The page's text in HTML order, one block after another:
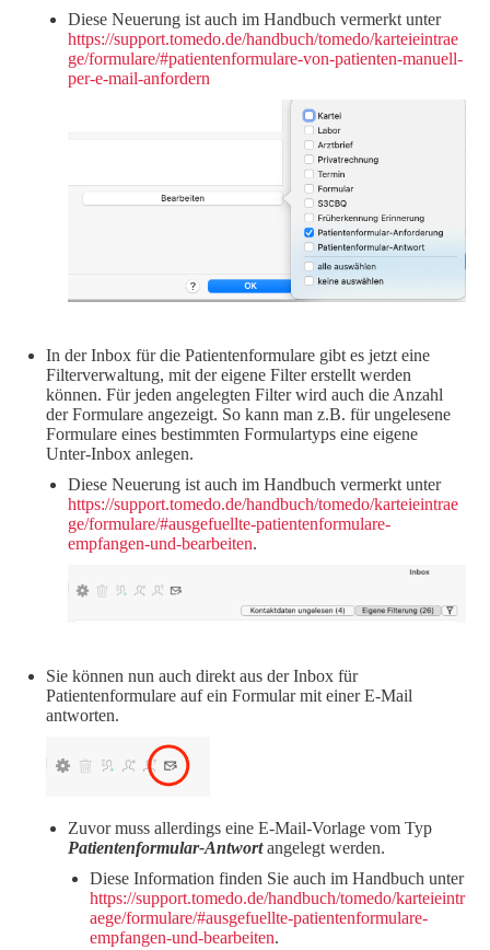
Diese Neuerung ist auch im Handbuch vermerkt unter
https://support.tomedo.de/handbuch/tomedo/karteieintrae
ge/formulare/#patientenformulare-von-patienten-manuell-
per-e-mail-anfordern
In der Inbox für die Patientenformulare gibt es jetzt eine
Filterverwaltung, mit der eigene Filter erstellt werden
können. Für jeden angelegten Filter wird auch die Anzahl
der Formulare angezeigt. So kann man z.B. für ungelesene
Formulare eines bestimmten Formulartyps eine eigene
Unter-Inbox anlegen.
Diese Neuerung ist auch im Handbuch vermerkt unter
https://support.tomedo.de/handbuch/tomedo/karteieintrae
ge/formulare/#ausgefuellte-patientenformulare-
empfangen-und-bearbeiten.
Sie können nun auch direkt aus der Inbox für
Patientenformulare auf ein Formular mit einer E-Mail
antworten.
Zuvor muss allerdings eine E-Mail-Vorlage vom Typ
Patientenformular-Antwortangelegt werden.
Diese Information finden Sie auch im Handbuch unter
https://support.tomedo.de/handbuch/tomedo/karteieintr
aege/formulare/#ausgefuellte-patientenformulare-
empfangen-und-bearbeiten.